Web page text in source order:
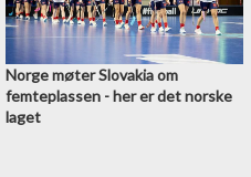
Norge møter Slovakia om
femteplassen - her er det norske
laget